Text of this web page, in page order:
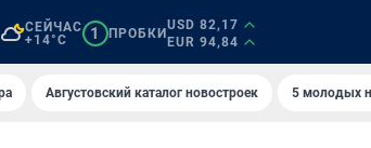
СЕЙЧАС
+14°C
1 ПРОБКИ
USD 82,17
EUR 94,84
Августовский каталог новостроек 5 молодых